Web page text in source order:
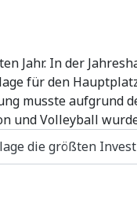
Jahr. In der
für den
musste
und Volleyball
die größten